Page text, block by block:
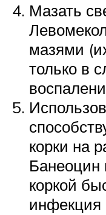
Мазать
мазями
только в
корки на
Банеоцин
коркой
инфекция